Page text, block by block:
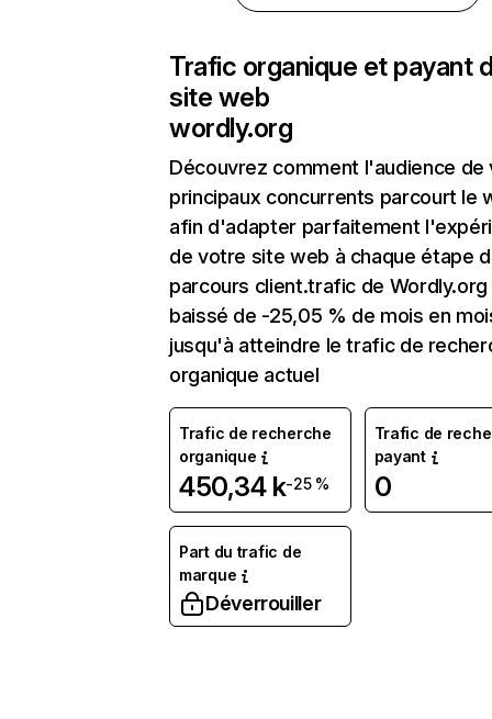
Trafic organique et payant
site web
wordly.org
Découvrez comment l'audience de
principaux concurrents parcourt le
afin d'adapter parfaitement
de votre site web à chaque étape
parcours client.trafic de Wordly.org
baissé de -25,05 % de mois en
jusqu'à atteindre le trafic de
organique actuel
Trafic de recherche
organique
450,34 k-25 %
Trafic de
payant
0
Part du trafic de
marque
Déverrouiller